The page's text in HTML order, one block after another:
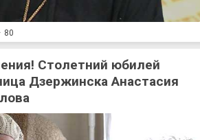
80
Столетний юбилей
Дзержинска Анастасия